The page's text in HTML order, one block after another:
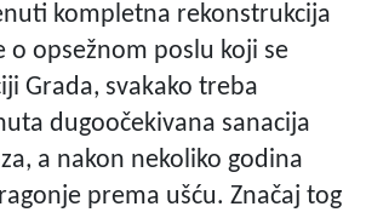
kompletna rekonstrukcija
o opsežnom poslu koji se
Grada, svakako treba
dugoočekivana sanacija
a nakon nekoliko godina
prema ušću. Značaj tog